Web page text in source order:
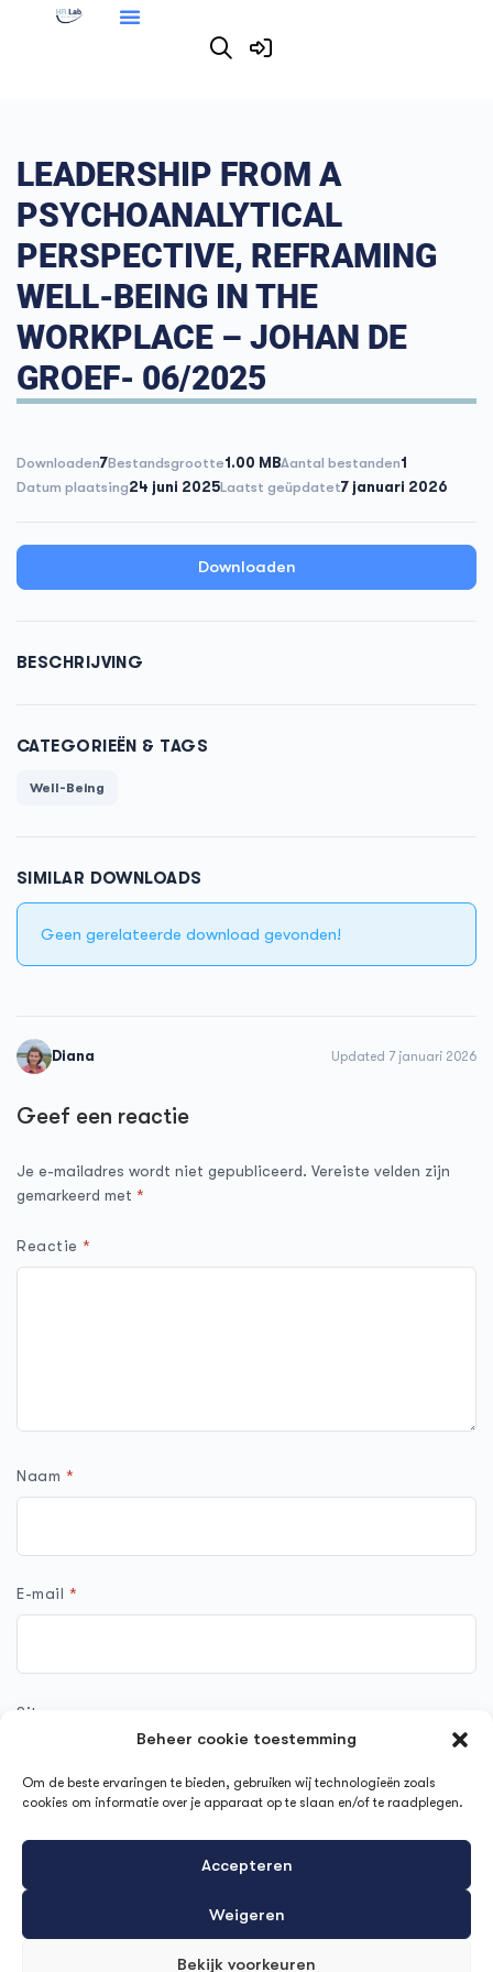
Beheer cookie toestemming
Om de beste ervaringen te bieden, gebruiken wij technologieën zoals
cookies om informatie over je apparaat op te slaan en/of te raadplegen.
Accepteren
Weigeren
Bekijk voorkeuren
LEADERSHIP FROM A
PSYCHOANALYTICAL
PERSPECTIVE, REFRAMING
WELL-BEING IN THE
WORKPLACE – JOHAN DE
GROEF- 06/2025
Downloaden7Bestandsgrootte1.00 MBAantal bestanden1
Datum plaatsing24 juni 2025Laatst geüpdatet7 januari 2026
Downloaden
BESCHRIJVING
CATEGORIEËN & TAGS
Well-Being
SIMILAR DOWNLOADS
Geen gerelateerde download gevonden!
Diana Updated 7 januari 2026
Geef een reactie
Je e-mailadres wordt niet gepubliceerd. Vereiste velden zijn
gemarkeerd met *
Reactie*
Naam *
E-mail *
Site
volgende keer wanneer ik een reactie plaats.